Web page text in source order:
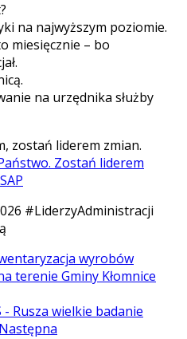
na najwyższym poziomie.
miesięcznie – bo
na urzędnika służby
zostań liderem zmian.
Zostań liderem
#LiderzyAdministracji
wyrobów
terenie Gminy Kłomnice
Rusza wielkie badanie
Następna